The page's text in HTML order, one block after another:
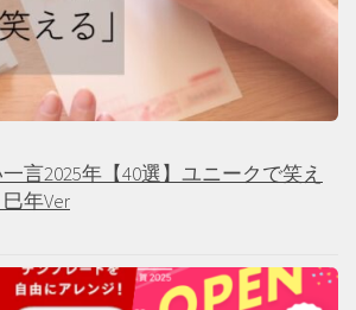
言2025年【40選】ユニークで笑え
年Ver